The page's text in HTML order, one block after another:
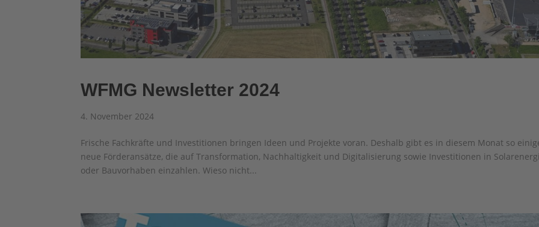
WFMG Newsletter 2024
4. November 2024
Frische Fachkräfte und Investitionen bringen Ideen und Projekte voran. Deshalb gibt es in diesem Monat so
neue Förderansätze, die auf Transformation, Nachhaltigkeit und Digitalisierung sowie Investitionen in
oder Bauvorhaben einzahlen. Wieso nicht...